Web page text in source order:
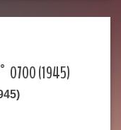
0700 (1945)